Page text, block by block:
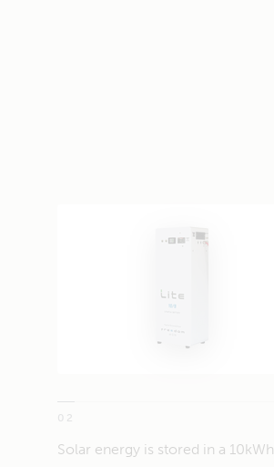
02
Solar energy is stored in a 10kWh